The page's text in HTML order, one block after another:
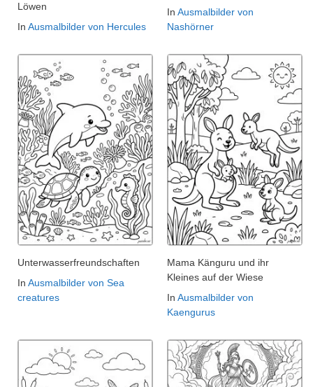
Löwen
In Ausmalbilder von Hercules
In Ausmalbilder von
Nashörner
Unterwasserfreundschaften
In Ausmalbilder von Sea
creatures
Mama Känguru und ihr
Kleines auf der Wiese
In Ausmalbilder von
Kaengurus